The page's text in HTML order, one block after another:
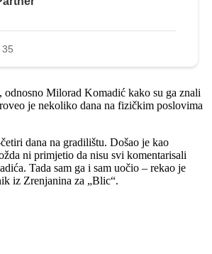
odnosno Milorad Komadić kako su ga znali
je nekoliko dana na fizičkim poslovima
dana na gradilištu. Došao je kao
ni primjetio da nisu svi komentarisali
Tada sam ga i sam uočio – rekao je
iz Zrenjanina za „Blic“.